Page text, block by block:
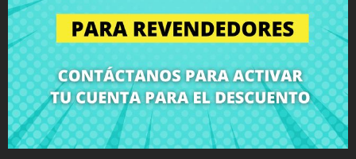
1000
CompraConector de carga HP Pavilion m6-1000al mejor
precio en CRParts - PRODUCTO USADO ORIGINAL - disponible
también con nuestro servicio de montaje.